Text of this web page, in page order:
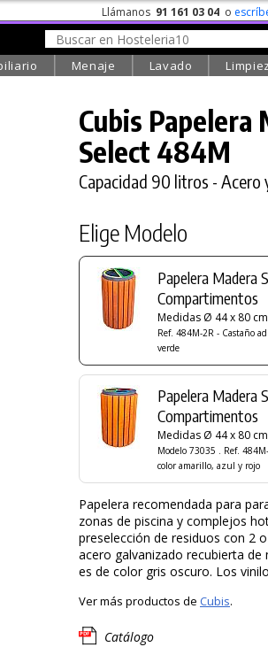
Llámanos 91 161 03 04 o
Menaje Lavado
Cubis Papelera
Select 484M
Capacidad 90 litros - Acero
Elige Modelo
Papelera
Compartimentos
Medidas Ø 44 x 80 cm
Ref. 484M-2R - Castaño
verde
Papelera Madera
Compartimentos
Medidas Ø 44 x 80 cm
Modelo 73035 . Ref.
color amarillo, azul y rojo
Papelera recomendada para
zonas de piscina y complejos
preselección de residuos con 2
acero galvanizado recubierta
es de color gris oscuro. Los
Ver más productos de Cubis.
Catálogo